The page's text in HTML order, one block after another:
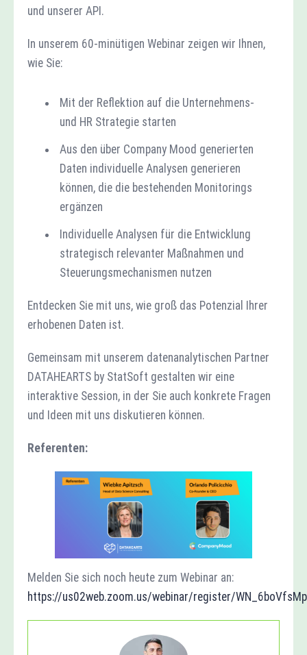
und unserer API.
In unserem 60-minütigen Webinar zeigen wir Ihnen,
wie Sie:
Mit der Reflektion auf die Unternehmens-
und HR Strategie starten
Aus den über Company Mood generierten
Daten individuelle Analysen generieren
können, die die bestehenden Monitorings
ergänzen
Individuelle Analysen für die Entwicklung
strategisch relevanter Maßnahmen und
Steuerungsmechanismen nutzen
Entdecken Sie mit uns, wie groß das Potenzial Ihrer
erhobenen Daten ist.
Gemeinsam mit unserem datenanalytischen Partner
DATAHEARTS by StatSoft gestalten wir eine
interaktive Session, in der Sie auch konkrete Fragen
und Ideen mit uns diskutieren können.
Referenten:
Melden Sie sich noch heute zum Webinar an:
https://us02web.zoom.us/webinar/register/